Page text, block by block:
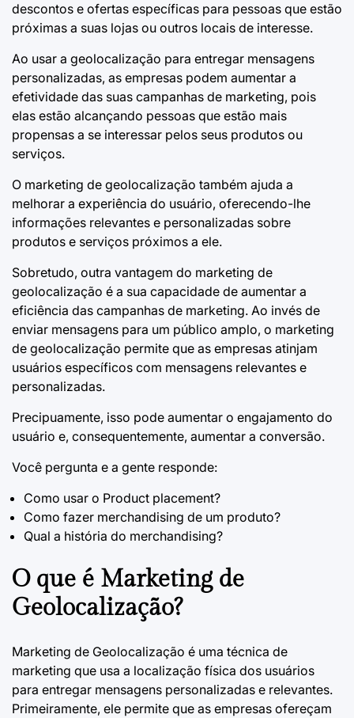
descontos e ofertas específicas para pessoas que estão
próximas a suas lojas ou outros locais de interesse.
Ao usar a geolocalização para entregar mensagens
personalizadas, as empresas podem aumentar a
efetividade das suas campanhas de marketing, pois
elas estão alcançando pessoas que estão mais
propensas a se interessar pelos seus produtos ou
serviços.
O marketing de geolocalização também ajuda a
melhorar a experiência do usuário, oferecendo-lhe
informações relevantes e personalizadas sobre
produtos e serviços próximos a ele.
Sobretudo, outra vantagem do marketing de
geolocalização é a sua capacidade de aumentar a
eficiência das campanhas de marketing. Ao invés de
enviar mensagens para um público amplo, o marketing
de geolocalização permite que as empresas atinjam
usuários específicos com mensagens relevantes e
personalizadas.
Precipuamente, isso pode aumentar o engajamento do
usuário e, consequentemente, aumentar a conversão.
Você pergunta e a gente responde:
Como usar o Product placement?
Como fazer merchandising de um produto?
Qual a história do merchandising?
O que é Marketing de
Geolocalização?
Marketing de Geolocalização é uma técnica de
marketing que usa a localização física dos usuários
para entregar mensagens personalizadas e relevantes.
Primeiramente, ele permite que as empresas ofereçam